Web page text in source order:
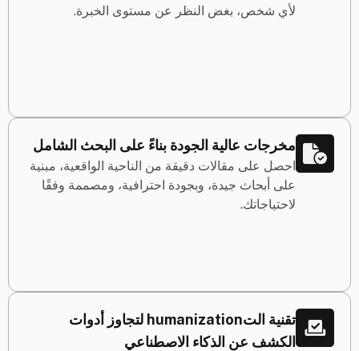
لأي شخص، بغض النظر عن مستوى الخبرة.
مخرجات عالية الجودة بناءً على البحث الشامل
احصل على مقالات دقيقة من الناحية الواقعية، مبنية
على أبحاث جيدة، وبجودة احترافية، ومصممة وفقًا
لاحتياجاتك.
تقنية التhumanization لتجاوز أدوات
الكشف عن الذكاء الاصطناعي